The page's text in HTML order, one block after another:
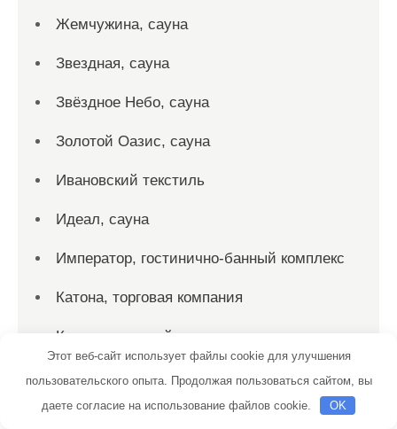
Жемчужина, сауна
Звездная, сауна
Звёздное Небо, сауна
Золотой Оазис, сауна
Ивановский текстиль
Идеал, сауна
Император, гостинично-банный комплекс
Катона, торговая компания
Клевер, автомойка
Колибри, комплекс отдыха
Компания Автовинил
Этот веб-сайт использует файлы cookie для улучшения
пользовательского опыта. Продолжая пользоваться сайтом, вы
даете согласие на использование файлов cookie.
OK